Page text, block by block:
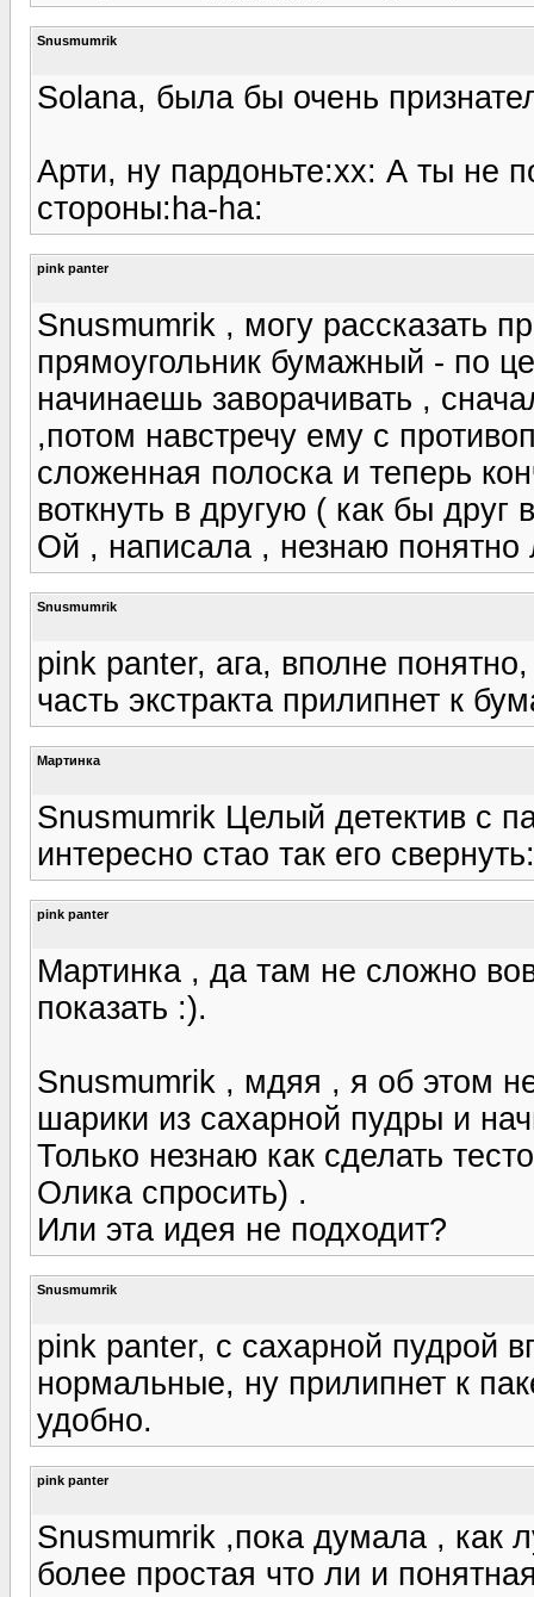
Snusmumrik
Solana, была бы очень
Арти, ну пардоньте:xx: А ты не
стороны:ha-ha:
pink panter
Snusmumrik , могу рассказать
прямоугольник бумажный - по
начинаешь заворачивать ,
,потом навстречу ему с
сложенная полоска и теперь
воткнуть в другую ( как бы друг
Ой , написала , незнаю понятно
Snusmumrik
pink panter, ага, вполне
часть экстракта прилипнет к
Мартинка
Snusmumrik Целый детектив с
интересно стао так его
pink panter
Мартинка , да там не сложно
показать :).
Snusmumrik , мдяя , я об этом
шарики из сахарной пудры и
Только незнаю как сделать
Олика спросить) .
Или эта идея не подходит?
Snusmumrik
pink panter, с сахарной пудрой
нормальные, ну прилипнет к
удобно.
pink panter
Snusmumrik ,пока думала , как
более простая что ли и